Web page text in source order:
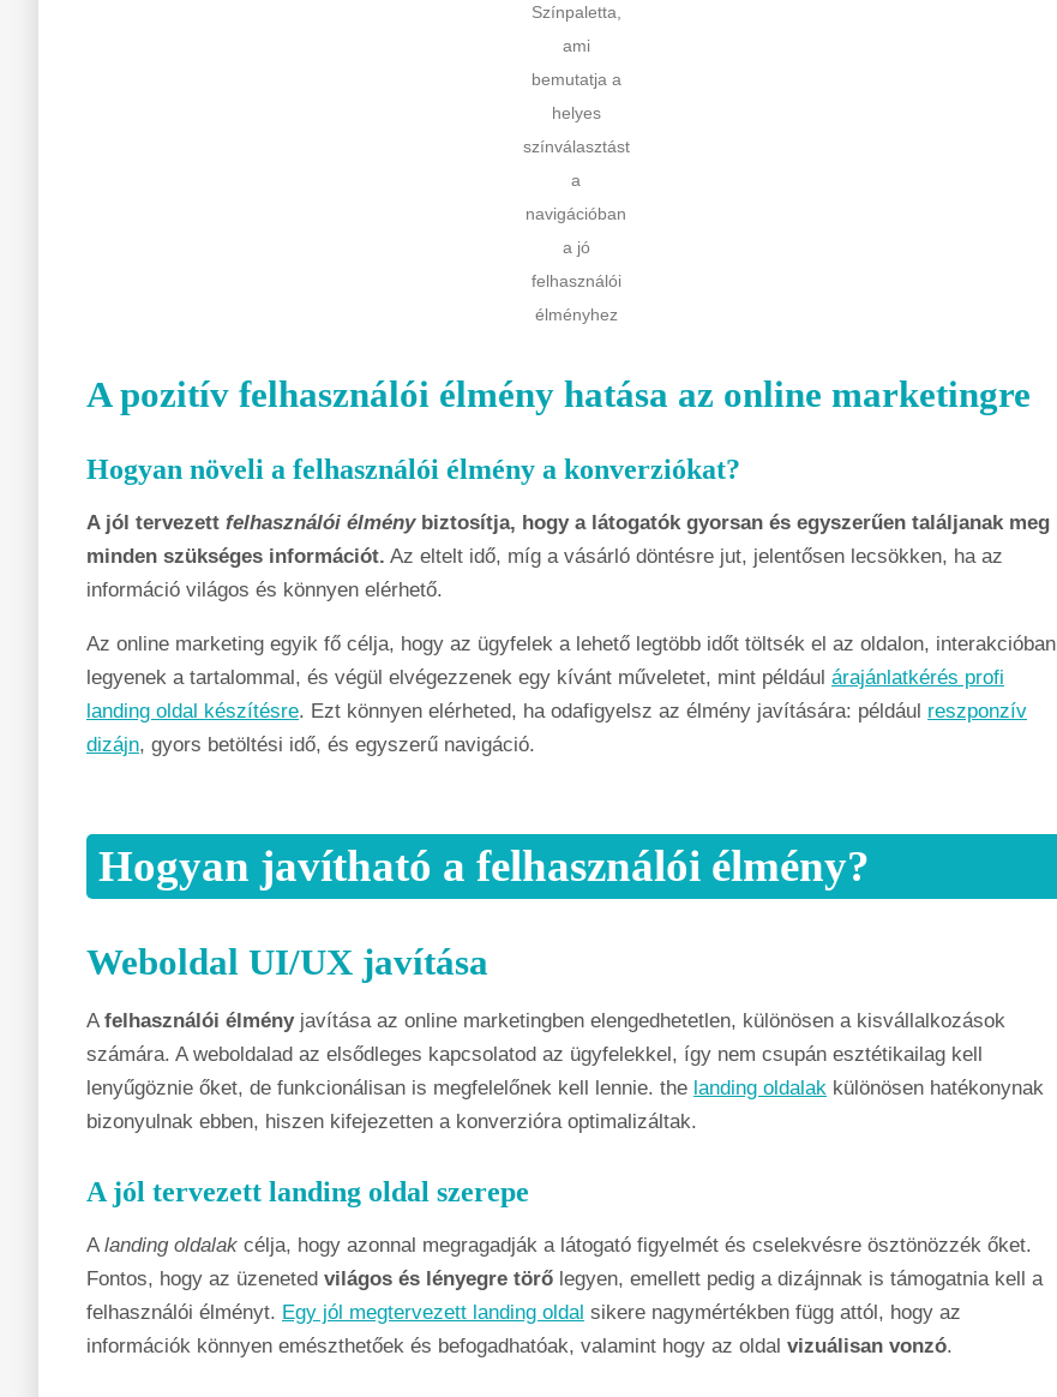
Színpaletta,
ami
bemutatja a
helyes
színválasztást
a
navigációban
a jó
felhasználói
élményhez
A pozitív felhasználói élmény hatása az online marketingre
Hogyan növeli a felhasználói élmény a konverziókat?
A jól tervezett felhasználói élménybiztosítja, hogy a látogatók gyorsan és egyszerűen találjanak meg
minden szükséges információt. Az eltelt idő, míg a vásárló döntésre jut, jelentősen lecsökken, ha az
információ világos és könnyen elérhető.
Az online marketing egyik fő célja, hogy az ügyfelek a lehető legtöbb időt töltsék el az oldalon, interakcióban
legyenek a tartalommal, és végül elvégezzenek egy kívánt műveletet, mint például árajánlatkérés profi
landing oldal készítésre. Ezt könnyen elérheted, ha odafigyelsz az élmény javítására: például reszponzív
dizájn, gyors betöltési idő, és egyszerű navigáció.
Hogyan javítható a felhasználói élmény?
Weboldal UI/UX javítása
A felhasználói élményjavítása az online marketingben elengedhetetlen, különösen a kisvállalkozások
számára. A weboldalad az elsődleges kapcsolatod az ügyfelekkel, így nem csupán esztétikailag kell
lenyűgöznie őket, de funkcionálisan is megfelelőnek kell lennie. the landing oldalak különösen hatékonynak
bizonyulnak ebben, hiszen kifejezetten a konverzióra optimalizáltak.
A jól tervezett landing oldal szerepe
A landing oldalak célja, hogy azonnal megragadják a látogató figyelmét és cselekvésre ösztönözzék őket.
Fontos, hogy az üzeneted világos és lényegre törő legyen, emellett pedig a dizájnnak is támogatnia kell a
felhasználói élményt. Egy jól megtervezett landing oldal sikere nagymértékben függ attól, hogy az
információk könnyen emészthetőek és befogadhatóak, valamint hogy az oldal vizuálisan vonzó.